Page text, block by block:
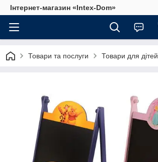
Інтернет-магазин «Intex-Dom»
Товари та послуги Товари для дітей